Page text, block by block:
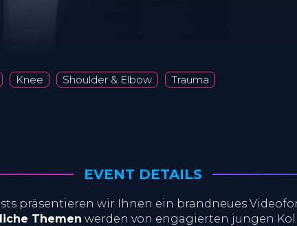
Knee Shoulder & Elbow Trauma
EVENT DETAILS
präsentieren wir Ihnen ein brandneues
Themen werden von engagierten jungen